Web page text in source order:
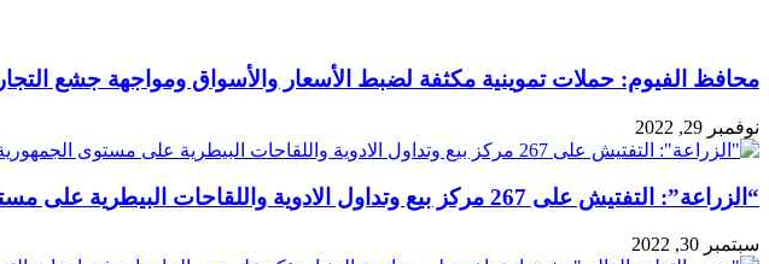
محافظ الفيوم: حملات تموينية مكثفة لضبط الأسعار والأسواق ومواجهة جشع التجار
نوفمبر 29, 2022
“الزراعة”: التفتيش على 267 مركز بيع وتداول الادوية واللقاحات البيطرية على مستوى الجمهورية
سبتمبر 30, 2022